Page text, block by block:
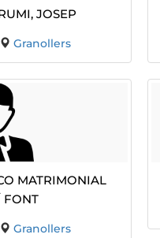
Josep
Granollers
Matrimonial
Font
Granollers